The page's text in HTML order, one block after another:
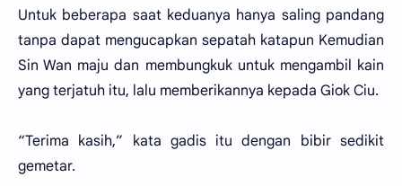
Untuk beberapa saat keduanya hanya saling pandang
tanpa dapat mengucapkan sepatah katapun Kemudian
Sin Wan maju dan membungkuk untuk mengambil kain
yang terjatuh itu, lalu memberikannya kepada Giok Ciu.
“Terima kasih,” kata gadis itu dengan bibir sedikit
gemetar.